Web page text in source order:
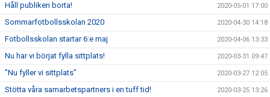
Håll publiken borta! 2020-05-01 17:00
Sommarfotbollsskolan 2020 2020-04-30 14:18
Fotbollsskolan startar 6:e maj 2020-04-06 13:33
Nu har vi börjat fylla sittplats! 2020-03-31 09:47
”Nu fyller vi sittplats” 2020-03-27 12:05
Stötta våra samarbetspartners i en tuff tid! 2020-03-25 13:26